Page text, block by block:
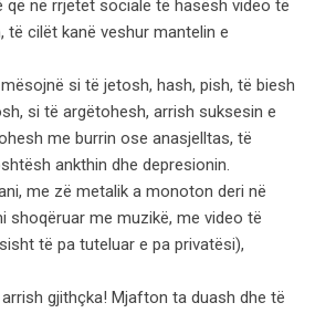
që në rrjetet sociale të hasësh video të
të cilët kanë veshur mantelin e
si të jetosh, hash, pish, të biesh
si të argëtohesh, arrish suksesin e
me burrin ose anasjelltas, të
ankthin dhe depresionin.
me zë metalik a monoton deri në
shoqëruar me muzikë, me video të
të pa tuteluar e pa privatësi),
gjithçka! Mjafton ta duash dhe të